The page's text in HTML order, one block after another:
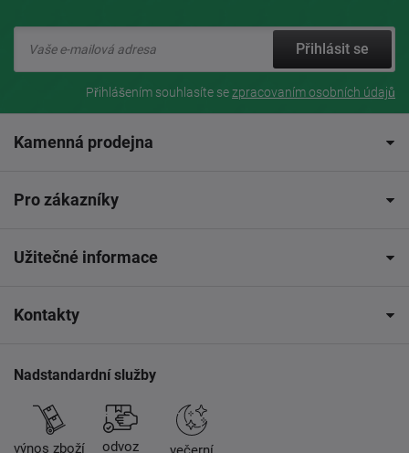
Přihlásit se
Přihlášením souhlasíte sezpracovaním osobních údajů
Kamenná prodejna
Pro zákazníky
Užitečné informace
Kontakty
Nadstandardní služby
výnos zboží odvoz